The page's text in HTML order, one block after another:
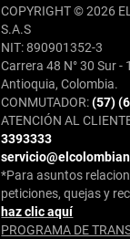
COPYRIGHT © 2026
S.A.S
NIT: 890901352-3
Carrera 48 N° 30 Sur -
Antioquia, Colombia.
CONMUTADOR:(57)
ATENCIÓN AL
3393333
*Para asuntos
peticiones, quejas y
haz clic aquí
PROGRAMA DE